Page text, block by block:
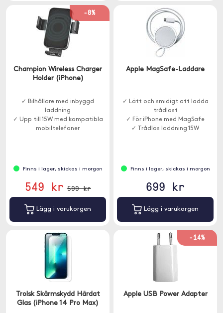
-8%
Champion Wireless Charger
Holder (iPhone)
✓ Bilhållare med inbyggd
laddning
✓ Upp till 15W med kompatibla
mobiltelefoner
Finns i lager, skickas i morgon
549 kr 599 kr
Lägg i varukorgen
Apple MagSafe-Laddare
✓ Lätt och smidigt att ladda
trådlöst
✓ För iPhone med MagSafe
✓ Trådlös laddning 15W
Finns i lager, skickas i morgon
699 kr
Lägg i varukorgen
Trolsk Skärmskydd Härdat
Glas (iPhone 14 Pro Max)
-14%
Apple USB Power Adapter